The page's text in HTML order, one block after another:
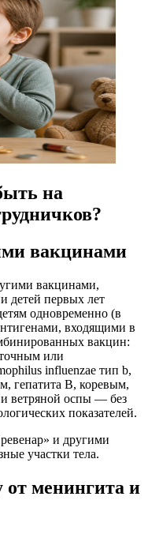
на
вакцинами
вакцинами,
детей первых лет
одновременно (в
входящими в
вакцин:
или
influenzae тип b,
гепатита В, коревым,
и ветряной оспы — без
показателей.
и другими
участки тела.
от менингита и